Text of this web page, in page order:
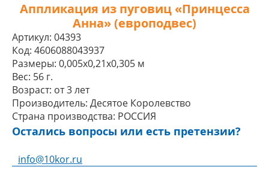
Аппликация из пуговиц «Принцесса
Анна» (европодвес)
Артикул: 04393
Код: 4606088043937
Размеры: 0,005x0,21x0,305 м
Вес: 56 г.
Возраст: от 3 лет
Производитель: Десятое Королевство
Страна производства: РОССИЯ
Остались вопросы или есть претензии?
info@10kor.ru